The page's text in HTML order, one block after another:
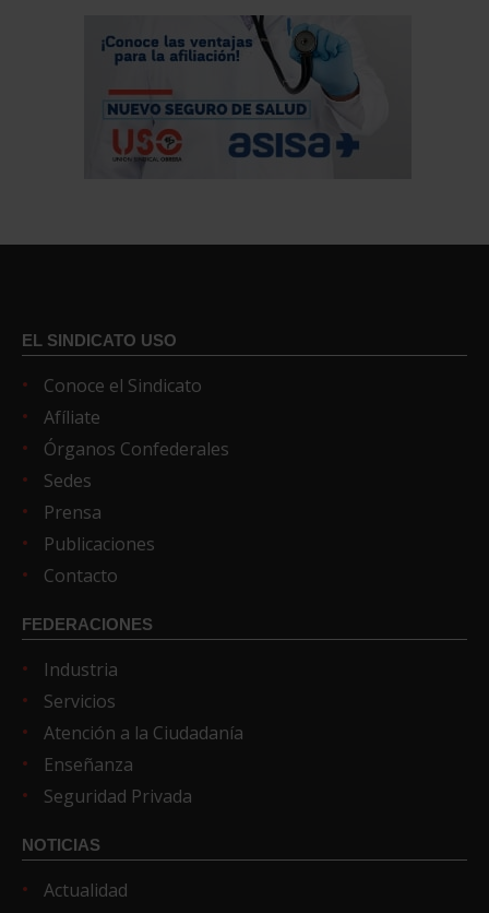
EL SINDICATO USO
Conoce el Sindicato
Afíliate
Órganos Confederales
Sedes
Prensa
Publicaciones
Contacto
FEDERACIONES
Industria
Servicios
Atención a la Ciudadanía
Enseñanza
Seguridad Privada
NOTICIAS
Actualidad